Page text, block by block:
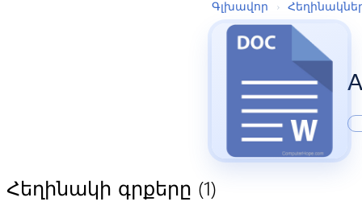
Գլխավոր ›
Հեղինակի գրքերը (1)